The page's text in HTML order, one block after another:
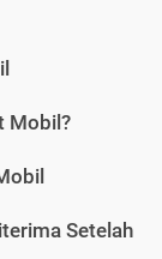
Mobil?
Setelah